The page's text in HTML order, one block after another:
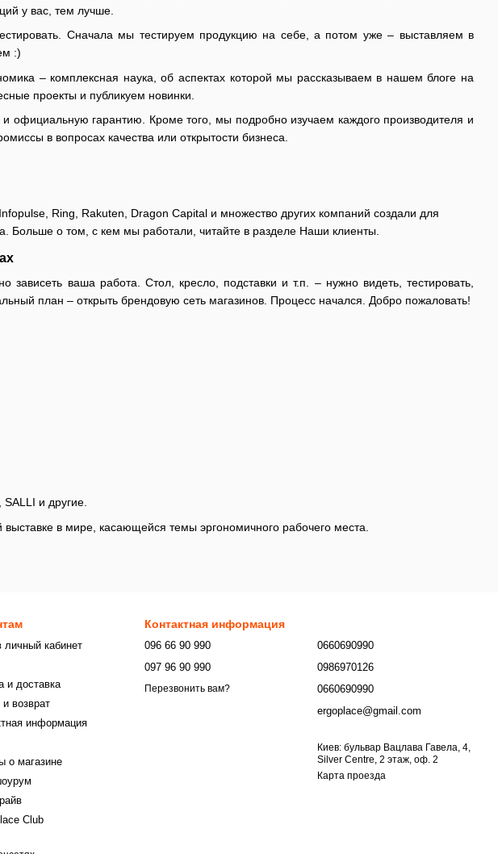
у вас, тем лучше.
Сначала мы тестируем продукцию на себе, а потом уже – выставляем в
:)
– комплексная наука, об аспектах которой мы рассказываем в нашем блоге на
проекты и публикуем новинки.
официальную гарантию. Кроме того, мы подробно изучаем каждого производителя и
в вопросах качества или открытости бизнеса.
Ring, Rakuten, Dragon Capital и множество других компаний создали для
Больше о том, с кем мы работали, читайте в разделе Наши клиенты.
ваша работа. Стол, кресло, подставки и т.п. – нужно видеть, тестировать,
план – открыть брендовую сеть магазинов. Процесс начался. Добро пожаловать!
и другие.
в мире, касающейся темы эргономичного рабочего места.
личный кабинет
и доставка
возврат
информация
о магазине
Club
Контактная информация
096 66 90 990
097 96 90 990
Перезвонить вам?
0660690990
0986970126
0660690990
ergoplace@gmail.com
Киев: бульвар Вацлава Гавела, 4,
Silver Centre, 2 этаж, оф. 2
Карта проезда